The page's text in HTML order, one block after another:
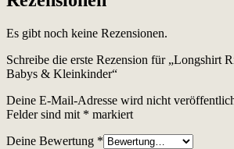
Es gibt noch keine Rezensionen.
Schreibe die erste Rezension für „Longshirt
Babys & Kleinkinder“
Deine E-Mail-Adresse wird nicht
Felder sind mit * markiert
Deine Bewertung *